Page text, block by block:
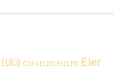
(183) Chilli (125) Ei (119) Eier